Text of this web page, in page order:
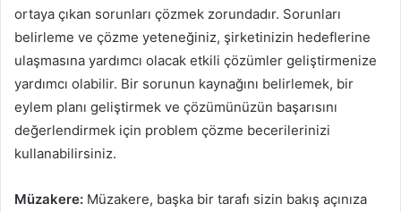
ortaya çıkan sorunları çözmek zorundadır. Sorunları
belirleme ve çözme yeteneğiniz, şirketinizin hedeflerine
ulaşmasına yardımcı olacak etkili çözümler geliştirmenize
yardımcı olabilir. Bir sorunun kaynağını belirlemek, bir
eylem planı geliştirmek ve çözümünüzün başarısını
değerlendirmek için problem çözme becerilerinizi
kullanabilirsiniz.
Müzakere: Müzakere, başka bir tarafı sizin bakış açınıza